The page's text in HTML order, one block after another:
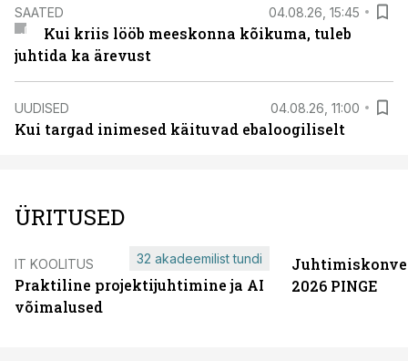
SAATED 04.08.26, 15:45
Kui kriis lööb meeskonna kõikuma, tuleb
juhtida ka ärevust
UUDISED 04.08.26, 11:00
Kui targad inimesed käituvad ebaloogiliselt
ÜRITUSED
IT KOOLITUS
Praktiline projektijuhtimine ja AI
võimalused
32 akadeemilist tundi
2026 PINGE